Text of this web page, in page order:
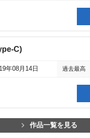
C)
年08月14日 過去最高
作品一覧を見る